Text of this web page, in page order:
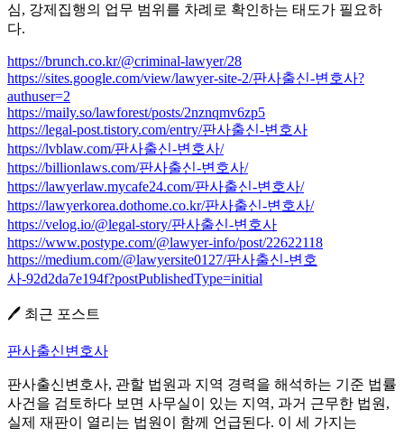
심, 강제집행의 업무 범위를 차례로 확인하는 태도가 필요하
다.
https://brunch.co.kr/@criminal-lawyer/28
https://sites.google.com/view/lawyer-site-2/판사출신-변호사?
authuser=2
https://maily.so/lawforest/posts/2nznqmv6zp5
https://legal-post.tistory.com/entry/판사출신-변호사
https://lvblaw.com/판사출신-변호사/
https://billionlaws.com/판사출신-변호사/
https://lawyerlaw.mycafe24.com/판사출신-변호사/
https://lawyerkorea.dothome.co.kr/판사출신-변호사/
https://velog.io/@legal-story/판사출신-변호사
https://www.postype.com/@lawyer-info/post/22622118
https://medium.com/@lawyersite0127/판사출신-변호
사-92d2da7e194f?postPublishedType=initial
🖊️ 최근 포스트
판사출신변호사
판사출신변호사, 관할 법원과 지역 경력을 해석하는 기준 법률
사건을 검토하다 보면 사무실이 있는 지역, 과거 근무한 법원,
실제 재판이 열리는 법원이 함께 언급된다. 이 세 가지는